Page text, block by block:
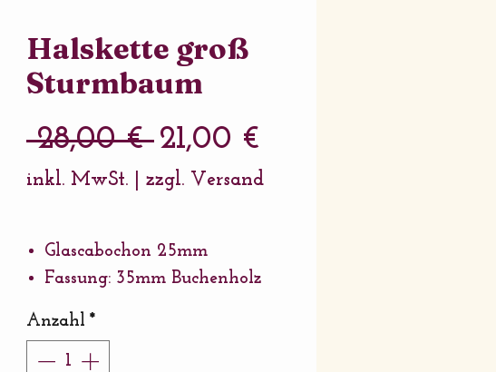
Halskette groß
Sturmbaum
28,00 € Standardpreis
21,00 €
Preis
inkl. MwSt. zzgl. Versand
Glascabochon 25mm
Fassung: 35mm Buchenholz
Verlängerung in Edelstahl
Anzahl *